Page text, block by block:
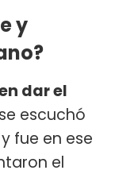
y
dar el
escuchó
fue en ese
el